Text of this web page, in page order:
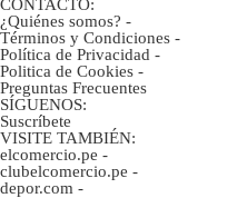
CONTACTO:
¿Quiénes somos? -
Términos y Condiciones -
Política de Privacidad -
Politica de Cookies -
Preguntas Frecuentes
SÍGUENOS:
Suscríbete
VISITE TAMBIÉN:
elcomercio.pe -
clubelcomercio.pe -
depor.com -